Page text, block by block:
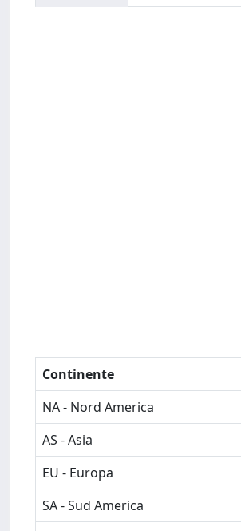
Continente
NA - Nord America
AS - Asia
EU - Europa
SA - Sud America